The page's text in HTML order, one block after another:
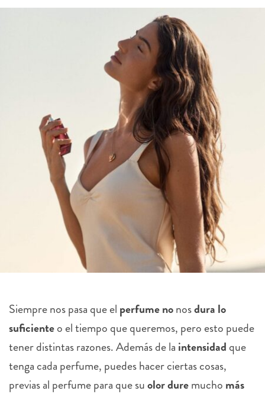
Siempre nos pasa que el perfumenonosdura lo
suficienteo el tiempo que queremos, pero esto puede
tener distintas razones. Además de la intensidad que
tenga cada perfume, puedes hacer ciertas cosas,
previas al perfume para que suolorduremucho más